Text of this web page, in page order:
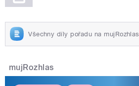
Všechny díly pořadu na mujRozhlas
mujRozhlas